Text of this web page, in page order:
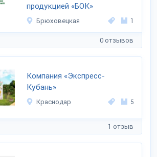
продукцией «БОК»
Брюховецкая 1
0 отзывов
Компания «Экспресс-
Кубань»
Краснодар 5
1 отзыв